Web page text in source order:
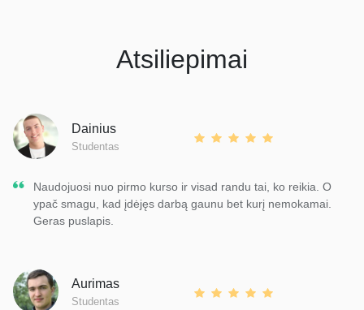
Atsiliepimai
Dainius
Studentas
Naudojuosi nuo pirmo kurso ir visad randu tai, ko reikia. O
ypač smagu, kad įdėjęs darbą gaunu bet kurį nemokamai.
Geras puslapis.
Aurimas
Studentas